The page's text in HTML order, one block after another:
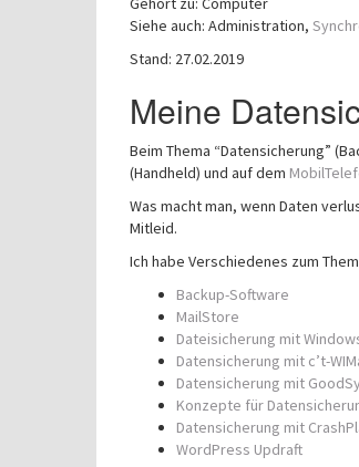
Siehe auch: Administration,
Stand: 27.02.2019
Meine
Beim Thema “Datensicherung”
(Handheld) und auf dem
Was macht man, wenn Daten
Mitleid.
Ich habe Verschiedenes zum
Backup-Software
MailStore
Dateisicherung mit
Datensicherung mit c’t-
Datensicherung mit
Konzepte für
Datensicherung mit
WordPress Updraft